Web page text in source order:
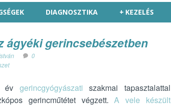
DIAGNOSZTIKA KEZELÉS
+
ágyéki gerincsebészetben
0
év gerincgyógyászati szakmai tapasztalattal
gerincműtétet végzett.A vele készült